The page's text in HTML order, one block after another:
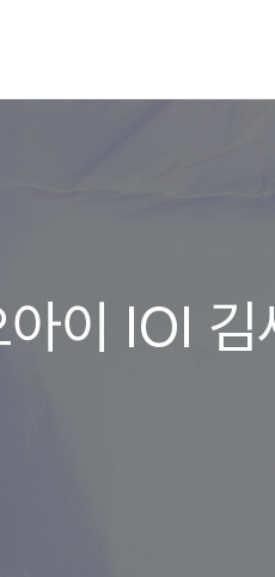
이 IOI 김